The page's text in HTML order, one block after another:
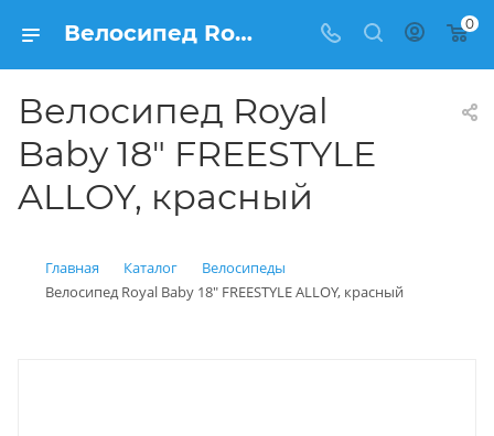
Велосипед Royal Baby 18" FREESTYLE ALLOY, красный купить: цена 18 990 рублей в Балашихе | Интернет магазин Вело150 0
Велосипед Royal
Baby 18" FREESTYLE
ALLOY, красный
Главная Каталог
Велосипеды
Велосипед Royal Baby 18" FREESTYLE ALLOY, красный